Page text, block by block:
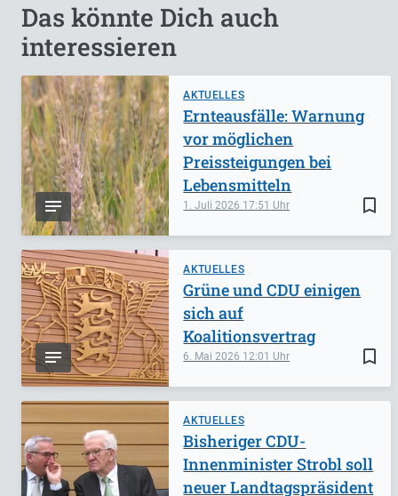
Das könnte Dich auch
interessieren
AKTUELLES
bookmark_border
1. Juli 2026 17:51
Ernteausfälle: Warnung
vor möglichen
Preissteigungen bei
Lebensmitteln
AKTUELLES
bookmark_border
6. Mai 2026 12:01
Grüne und CDU einigen
sich auf
Koalitionsvertrag
AKTUELLES
Bisheriger CDU-
Innenminister Strobl soll
neuer Landtagspräsident